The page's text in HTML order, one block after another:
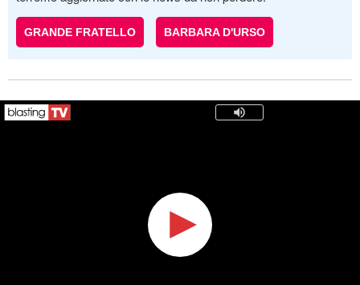
GRANDE FRATELLO BARBARA D'URSO